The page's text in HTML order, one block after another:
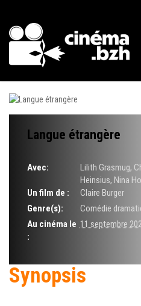
Langue étrangère
Avec:
Lilith Grasmug,
Heinsius, Nina
Un film de :
Claire Burger
Genre(s):
Comédie
Au cinéma le
:
11 septembre
Synopsis